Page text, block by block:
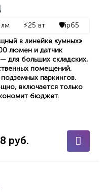
⚡25 вт 🛡️ip65
в линейке «умных»
люмен и датчик
для больших складских,
помещений,
паркингов.
включается только
бюджет.
руб.